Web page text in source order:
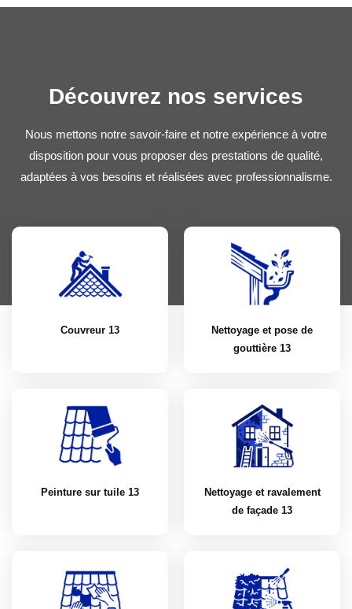
Découvrez nos services
Nous mettons notre savoir-faire et notre expérience à votre
disposition pour vous proposer des prestations de qualité,
adaptées à vos besoins et réalisées avec professionnalisme.
Couvreur 13
Nettoyage et pose de
gouttière 13
Peinture sur tuile 13
Nettoyage et ravalement
de façade 13